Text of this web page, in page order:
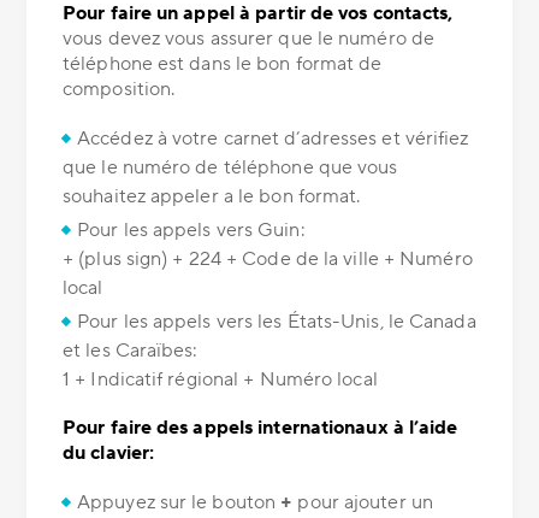
Pour faire un appel à partir de vos contacts,
vous devez vous assurer que le numéro de
téléphone est dans le bon format de
composition.
Accédez à votre carnet d’adresses et vérifiez
que le numéro de téléphone que vous
souhaitez appeler a le bon format.
Pour les appels vers Guin:
+ (plus sign) + 224 + Code de la ville + Numéro
local
Pour les appels vers les États-Unis, le Canada
et les Caraïbes:
1 + Indicatif régional + Numéro local
Pour faire des appels internationaux à l’aide
du clavier:
Appuyez sur le bouton + pour ajouter un